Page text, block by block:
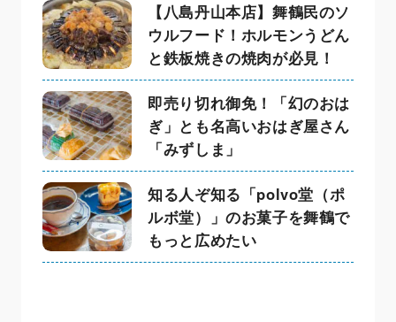
【八島丹山本店】舞鶴民のソ
ウルフード！ホルモンうどん
と鉄板焼きの焼肉が必見！
即売り切れ御免！「幻のおは
ぎ」とも名高いおはぎ屋さん
「みずしま」
知る人ぞ知る「polvo堂（ポ
ルボ堂）」のお菓子を舞鶴で
もっと広めたい